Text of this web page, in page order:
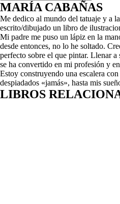
MARÍA CABAÑAS
Me dedico al mundo del tatuaje y a
escrito/dibujado un libro de
Mi padre me puso un lápiz en la
desde entonces, no lo he soltado.
perfecto sobre el que pintar. Llenar a
se ha convertido en mi profesión y
Estoy construyendo una escalera
despiadados «jamás», hasta mis
LIBROS